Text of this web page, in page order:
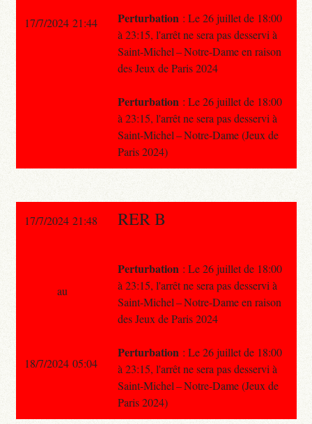
Perturbation : Le 26 juillet de 18:00
à 23:15, l'arrêt ne sera pas desservi à
Saint-Michel – Notre-Dame en raison
des Jeux de Paris 2024
Perturbation : Le 26 juillet de 18:00
à 23:15, l'arrêt ne sera pas desservi à
Saint-Michel – Notre-Dame (Jeux de
Paris 2024)
17/7/2024 21:44
17/7/2024 21:48 RER B
Perturbation : Le 26 juillet de 18:00
à 23:15, l'arrêt ne sera pas desservi à
Saint-Michel – Notre-Dame en raison
des Jeux de Paris 2024
Perturbation : Le 26 juillet de 18:00
à 23:15, l'arrêt ne sera pas desservi à
Saint-Michel – Notre-Dame (Jeux de
Paris 2024)
au
18/7/2024 05:04